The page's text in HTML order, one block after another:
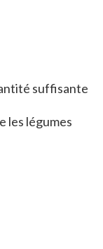
suffisante
les légumes